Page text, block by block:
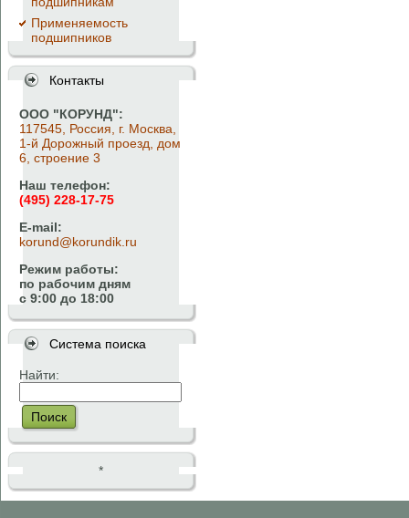
Применяемость
подшипников
Контакты
ООО "КОРУНД":
117545, Россия, г. Москва,
1-й Дорожный проезд, дом
6, строение 3
Наш телефон:
(495) 228-17-75
E-mail:
korund@korundik.ru
Режим работы:
по рабочим дням
с 9:00 до 18:00
Система поиска
Найти:
Поиск
*